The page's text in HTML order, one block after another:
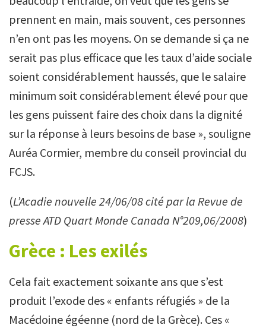
prennent en main, mais souvent, ces personnes
n’en ont pas les moyens. On se demande si ça ne
serait pas plus efficace que les taux d’aide sociale
soient considérablement haussés, que le salaire
minimum soit considérablement élevé pour que
les gens puissent faire des choix dans la dignité
sur la réponse à leurs besoins de base », souligne
Auréa Cormier, membre du conseil provincial du
FCJS.
(L’Acadie nouvelle 24/06/08 cité par la Revue de
presse ATD Quart Monde Canada N°209,06/2008)
Grèce : Les exilés
Cela fait exactement soixante ans que s’est
produit l’exode des « enfants réfugiés » de la
Macédoine égéenne (nord de la Grèce). Ces «